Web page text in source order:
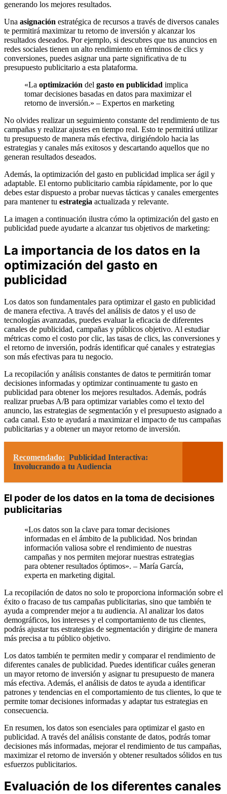
generando los mejores resultados.
Una asignación estratégica de recursos a través de diversos canales
te permitirá maximizar tu retorno de inversión y alcanzar los
resultados deseados. Por ejemplo, si descubres que tus anuncios en
redes sociales tienen un alto rendimiento en términos de clics y
conversiones, puedes asignar una parte significativa de tu
presupuesto publicitario a esta plataforma.
«La optimización del gasto en publicidad implica
tomar decisiones basadas en datos para maximizar el
retorno de inversión.» – Expertos en marketing
No olvides realizar un seguimiento constante del rendimiento de tus
campañas y realizar ajustes en tiempo real. Esto te permitirá utilizar
tu presupuesto de manera más efectiva, dirigiéndolo hacia las
estrategias y canales más exitosos y descartando aquellos que no
generan resultados deseados.
Además, la optimización del gasto en publicidad implica ser ágil y
adaptable. El entorno publicitario cambia rápidamente, por lo que
debes estar dispuesto a probar nuevas tácticas y canales emergentes
para mantener tu estrategia actualizada y relevante.
La imagen a continuación ilustra cómo la optimización del gasto en
publicidad puede ayudarte a alcanzar tus objetivos de marketing:
La importancia de los datos en la
optimización del gasto en
publicidad
Los datos son fundamentales para optimizar el gasto en publicidad
de manera efectiva. A través del análisis de datos y el uso de
tecnologías avanzadas, puedes evaluar la eficacia de diferentes
canales de publicidad, campañas y públicos objetivo. Al estudiar
métricas como el costo por clic, las tasas de clics, las conversiones y
el retorno de inversión, podrás identificar qué canales y estrategias
son más efectivas para tu negocio.
La recopilación y análisis constantes de datos te permitirán tomar
decisiones informadas y optimizar continuamente tu gasto en
publicidad para obtener los mejores resultados. Además, podrás
realizar pruebas A/B para optimizar variables como el texto del
anuncio, las estrategias de segmentación y el presupuesto asignado a
cada canal. Esto te ayudará a maximizar el impacto de tus campañas
publicitarias y a obtener un mayor retorno de inversión.
Recomendado: Publicidad Interactiva:
Involucrando a tu Audiencia
El poder de los datos en la toma de decisiones
publicitarias
«Los datos son la clave para tomar decisiones
informadas en el ámbito de la publicidad. Nos brindan
información valiosa sobre el rendimiento de nuestras
campañas y nos permiten mejorar nuestras estrategias
para obtener resultados óptimos». – María García,
experta en marketing digital.
La recopilación de datos no solo te proporciona información sobre el
éxito o fracaso de tus campañas publicitarias, sino que también te
ayuda a comprender mejor a tu audiencia. Al analizar los datos
demográficos, los intereses y el comportamiento de tus clientes,
podrás ajustar tus estrategias de segmentación y dirigirte de manera
más precisa a tu público objetivo.
Los datos también te permiten medir y comparar el rendimiento de
diferentes canales de publicidad. Puedes identificar cuáles generan
un mayor retorno de inversión y asignar tu presupuesto de manera
más efectiva. Además, el análisis de datos te ayuda a identificar
patrones y tendencias en el comportamiento de tus clientes, lo que te
permite tomar decisiones informadas y adaptar tus estrategias en
consecuencia.
En resumen, los datos son esenciales para optimizar el gasto en
publicidad. A través del análisis constante de datos, podrás tomar
decisiones más informadas, mejorar el rendimiento de tus campañas,
maximizar el retorno de inversión y obtener resultados sólidos en tus
esfuerzos publicitarios.
Evaluación de los diferentes canales